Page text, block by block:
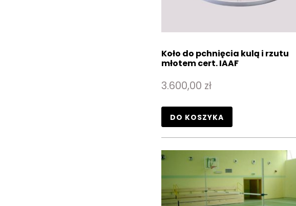
Koło do pchnięcia kulą i rzutu
młotem cert. IAAF
3.600,00 zł
DO KOSZYKA